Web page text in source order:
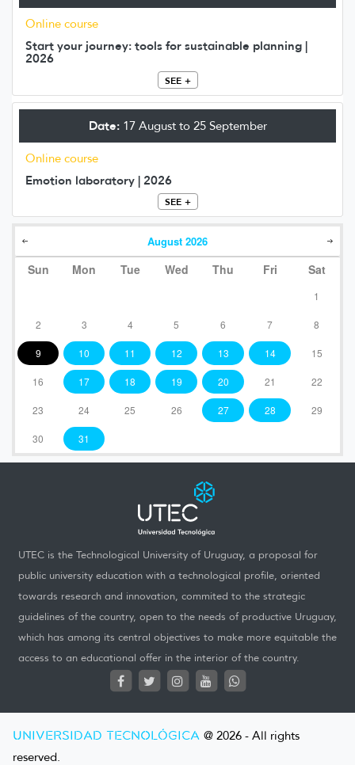
Online course
Start your journey: tools for sustainable planning |
2026
SEE +
Date:17 August to 25 September
Online course
Emotion laboratory | 2026
SEE +
August 2026
Sun Mon Tue Wed Thu Fri Sat
1
2 3 4 5 6 7 8
9 10 11 12 13 14 15
16 17 18 19 20 21 22
23 24 25 26 27 28 29
30 31
UTEC is the Technological University of Uruguay, a proposal for
public university education with a technological profile, oriented
towards research and innovation, commited to the strategic
guidelines of the country, open to the needs of productive Uruguay,
which has among its central objectives to make more equitable the
access to an educational offer in the interior of the country.
UNIVERSIDAD TECNOLÓGICA @ 2026 - All rights
reserved.